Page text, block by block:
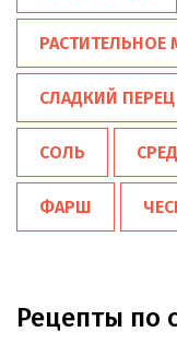
РАСТИТЕЛЬНОЕ
СЛАДКИЙ ПЕРЕЦ
СОЛЬ
ФАРШ
Рецепты по